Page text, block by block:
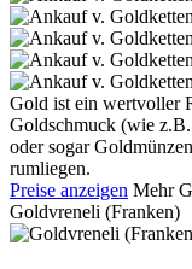
Gold ist ein wertvoller
Goldschmuck (wie
oder sogar
rumliegen.
Preise anzeigen Mehr
Goldvreneli (Franken)